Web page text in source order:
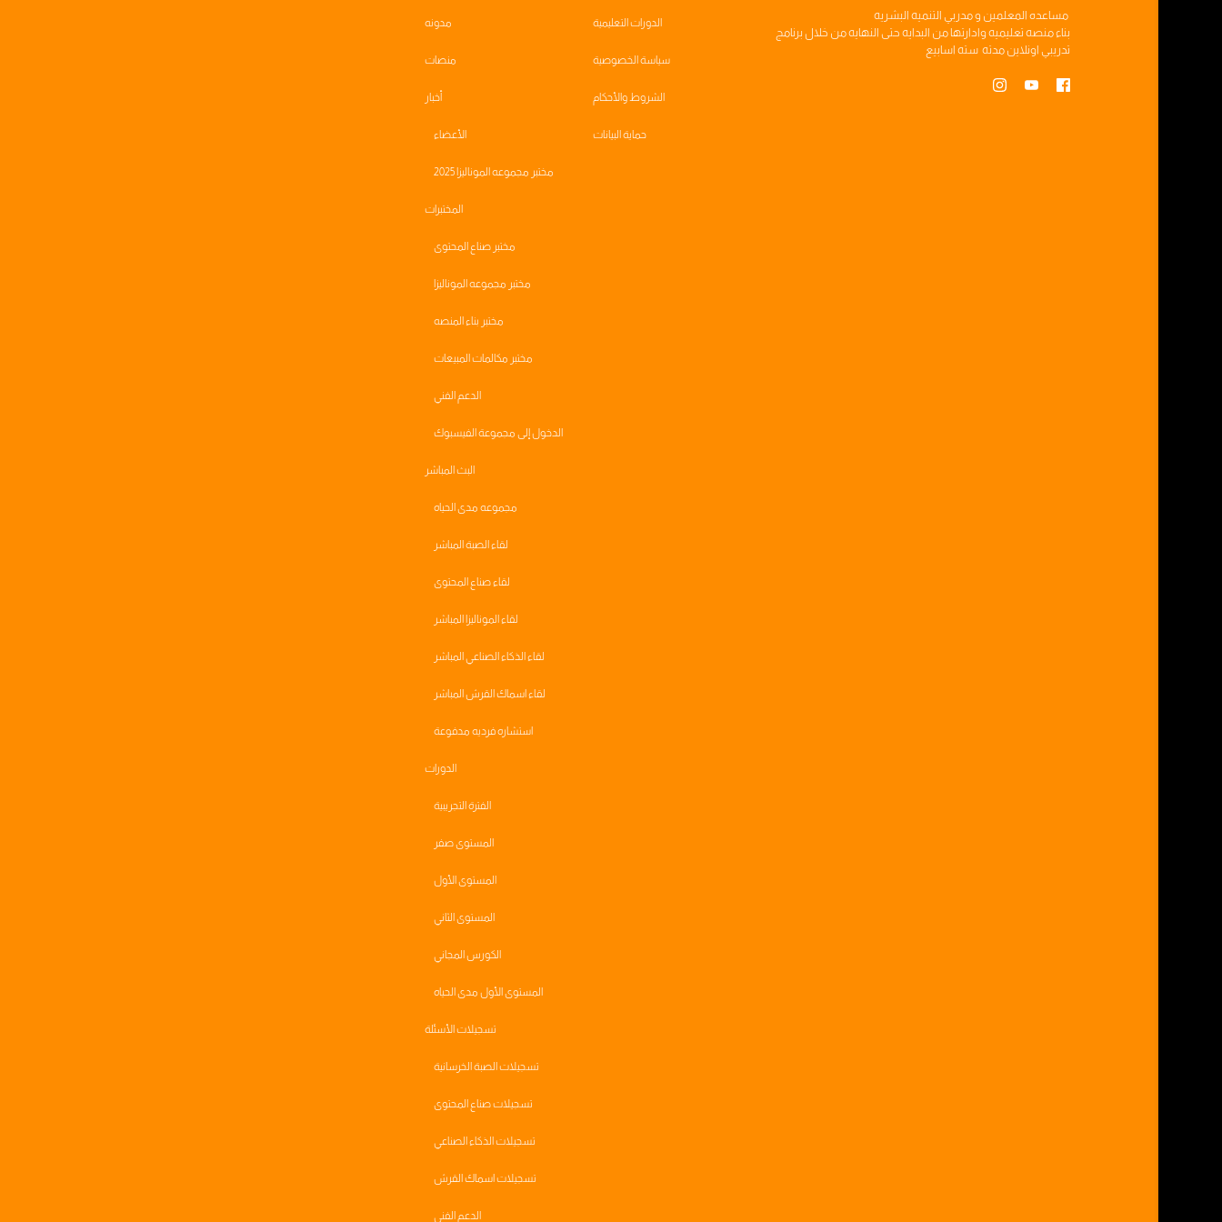
مساعده المعلمين ومدربي التنميه البشريه
بناءمنصه تعليميه وادارتها من البدايه حتى النهايه من خلال برنامج
تدريبي اونلاين مدته سته اسابيع
الدورات التعليمية
سياسة الخصوصية
الشروط والأحكام
حماية البيانات
مدونه
منصات
أخبار
الأعضاء
مختبر مجموعه الموناليزا 2025
المختبرات
مختبر صناع المحتوى
مختبر مجموعه الموناليزا
مختبر بناء المنصه
مختبر مكالمات المبيعات
الدعم الفني
الدخول إلى مجموعة الفيسبوك
البث المباشر
مجموعه مدى الحياه
لقاء الصبة المباشر
لقاء صناع المحتوى
لقاء الموناليزا المباشر
لقاء الذكاء الصناعي المباشر
لقاء اسماك القرش المباشر
استشاره فرديه مدفوعة
الدورات
الفترة التجريبية
المستوى صفر
المستوى الأول
المستوى الثاني
الكورس المجاني
المستوى الأول مدى الحياه
تسجيلات الأسئلة
تسجيلات الصبة الخرسانية
تسجيلات صناع المحتوى
تسجيلات الذكاء الصناعي
تسجيلات اسماك القرش
الدعم الفني